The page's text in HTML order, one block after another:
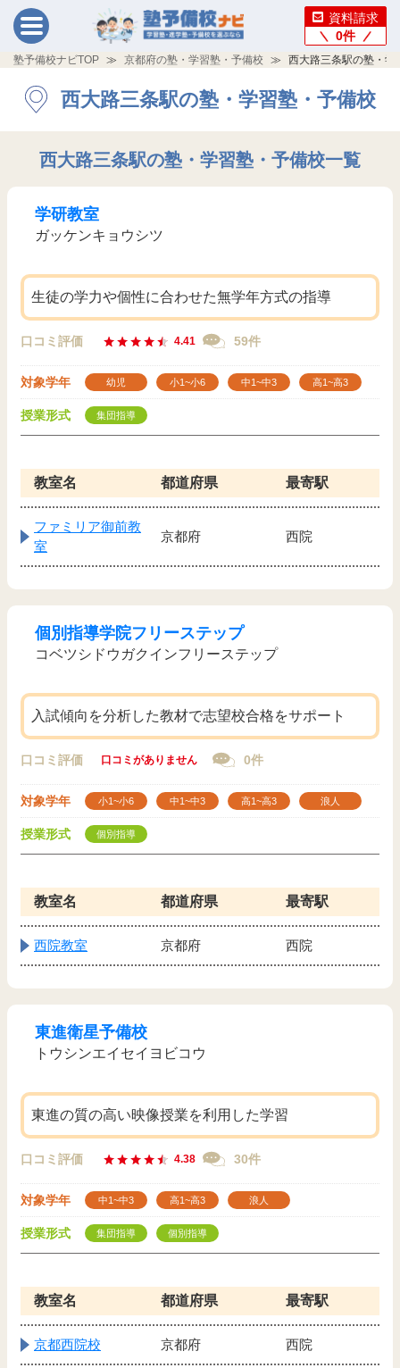
資料請求
0件
塾予備校ナビTOP 京都府の塾・学習塾・予備校 西大路三条駅の塾・学
西大路三条駅の塾・学習塾・予備校
西大路三条駅の塾・学習塾・予備校一覧
学研教室
ガッケンキョウシツ
生徒の学力や個性に合わせた無学年方式の指導
口コミ評価 4.41 59件
対象学年 幼児 小1~小6 中1~中3 高1~高3
授業形式 集団指導
教室名 都道府県 最寄駅
ファミリア御前教
室
京都府 西院
個別指導学院フリーステップ
コベツシドウガクインフリーステップ
入試傾向を分析した教材で志望校合格をサポート
口コミ評価 口コミがありません 0件
対象学年 小1~小6 中1~中3 高1~高3 浪人
授業形式 個別指導
教室名 都道府県 最寄駅
西院教室 京都府 西院
東進衛星予備校
トウシンエイセイヨビコウ
東進の質の高い映像授業を利用した学習
口コミ評価 4.38 30件
対象学年 中1~中3 高1~高3 浪人
授業形式 集団指導 個別指導
教室名 都道府県 最寄駅
京都西院校 京都府 西院